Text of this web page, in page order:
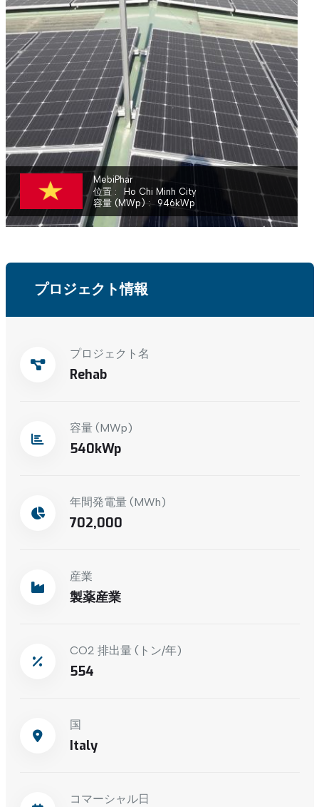
MebiPhar
位置
Ho Chi Minh City
容量 (MWp)
946 kWp
プロジェクト情報
プロジェクト名
Rehab
容量 (MWp)
540
年間発電量 (MWh)
702,000
産業
製薬産業
CO2 排出量 (トン/年)
554
国
Italy
コマーシャル日